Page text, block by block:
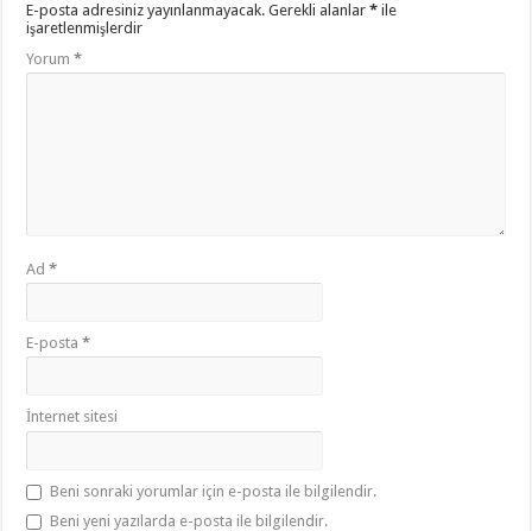
E-posta adresiniz yayınlanmayacak. Gerekli alanlar* ile
işaretlenmişlerdir
Yorum*
Ad*
E-posta*
İnternet sitesi
Beni sonraki yorumlar için e-posta ile bilgilendir.
Beni yeni yazılarda e-posta ile bilgilendir.